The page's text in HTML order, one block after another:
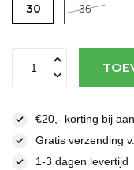
30 36
€20,- korting bij
Gratis verzending
1-3 dagen levertijd